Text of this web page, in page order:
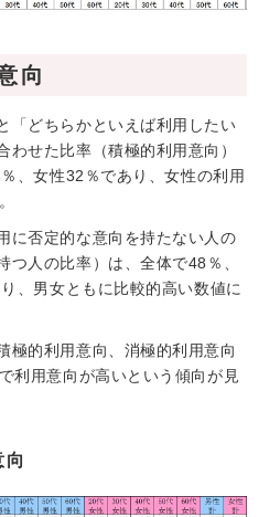
向
「どちらかといえば利用したい
わせた比率（積極的利用意向）
、女性32％であり、女性の利用
に否定的な意向を持たない人の
つ人の比率）は、全体で48％、
、男女ともに比較的高い数値に
極的利用意向、消極的利用意向
利用意向が高いという傾向が見